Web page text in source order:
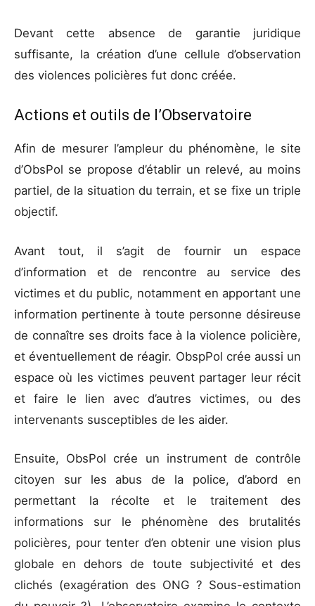
Devant cette absence de garantie juridique
suffisante, la création d’une cellule d’observation
des violences policières fut donc créée.
Actions et outils de l’Observatoire
Afin de mesurer l’ampleur du phénomène, le site
d’ObsPol se propose d’établir un relevé, au moins
partiel, de la situation du terrain, et se fixe un triple
objectif.
Avant tout, il s’agit de fournir un espace
d’information et de rencontre au service des
victimes et du public, notamment en apportant une
information pertinente à toute personne désireuse
de connaître ses droits face à la violence policière,
et éventuellement de réagir. ObspPol crée aussi un
espace où les victimes peuvent partager leur récit
et faire le lien avec d’autres victimes, ou des
intervenants susceptibles de les aider.
Ensuite, ObsPol crée un instrument de contrôle
citoyen sur les abus de la police, d’abord en
permettant la récolte et le traitement des
informations sur le phénomène des brutalités
policières, pour tenter d’en obtenir une vision plus
globale en dehors de toute subjectivité et des
clichés (exagération des ONG ? Sous-estimation